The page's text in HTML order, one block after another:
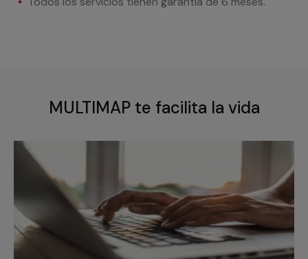
MULTIMAP te facilita la vida